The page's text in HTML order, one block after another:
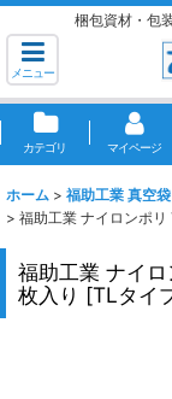
梱包資材・包
メニュー
カテゴリ マイページ
ホーム > 福助工業 真空
> 福助工業 ナイロンポ
福助工業 ナイ
枚入り [TLタイ